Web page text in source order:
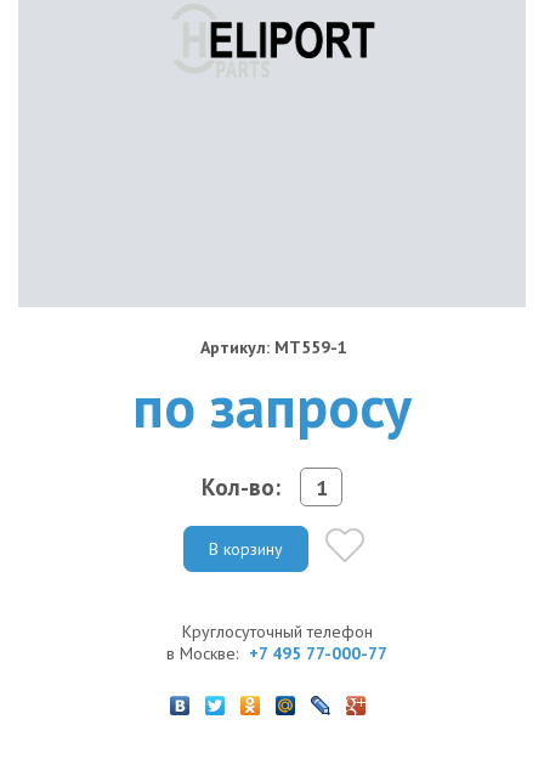
Артикул: MT559-1
по запросу
Кол-во:
В корзину
Круглосуточный телефон
в Москве: +7 495 77-000-77